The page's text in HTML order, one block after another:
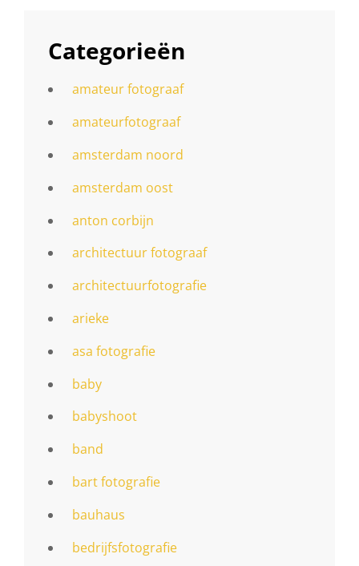
Categorieën
amateur fotograaf
amateurfotograaf
amsterdam noord
amsterdam oost
anton corbijn
architectuur fotograaf
architectuurfotografie
arieke
asa fotografie
baby
babyshoot
band
bart fotografie
bauhaus
bedrijfsfotografie